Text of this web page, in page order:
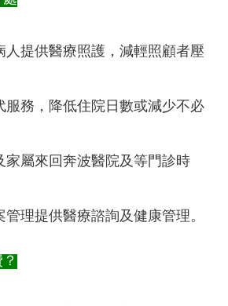
人提供醫療照護，減輕照顧者壓
服務，降低住院日數或減少不必
家屬來回奔波醫院及等門診時
理提供醫療諮詢及健康管理。